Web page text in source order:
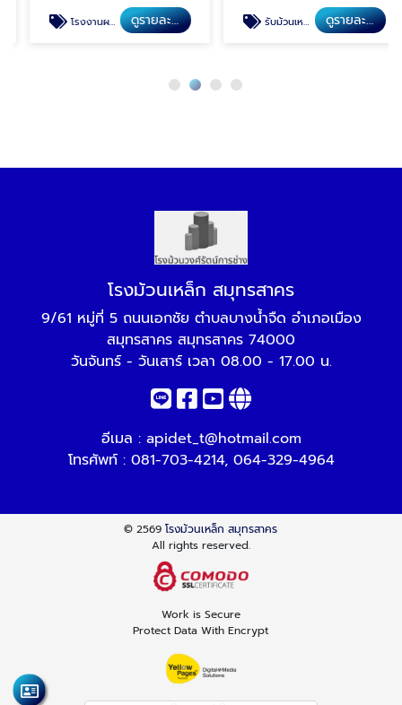
โรงงานผลิตท่อเหล็กขนาดใหญ่ ดูรายละเอียด รับม้วนเหล็กถังน้ำไซต์งานก่อสร้าง ดูรายละเอียด
โรงม้วนเหล็ก สมุทรสาคร
9/61 หมู่ที่ 5 ถนนเอกชัย ตำบลบางน้ำจืด อำเภอเมือง
สมุทรสาคร สมุทรสาคร 74000
วันจันทร์ - วันเสาร์ เวลา 08.00 - 17.00 น.
อีเมล : apidet_t@hotmail.com
โทรศัพท์ : 081-703-4214, 064-329-4964
© 2569โรงม้วนเหล็ก สมุทรสาคร
All rights reserved.
Work is Secure
Protect Data With Encrypt